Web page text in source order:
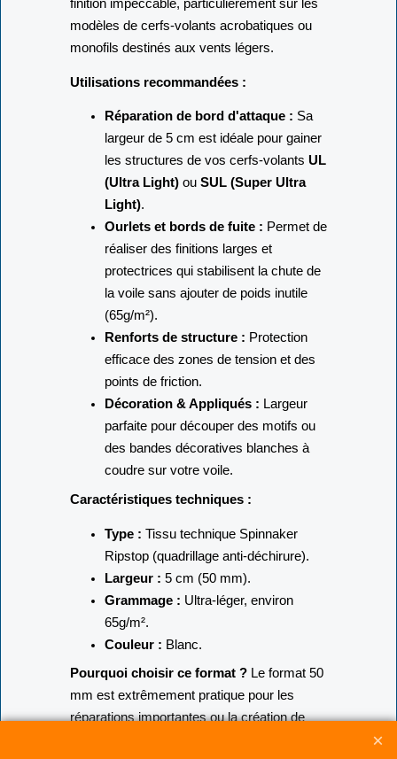
précision.Sa couleur blanche assure une
finition impeccable,particulièrement sur les
modèles de cerfs-volants acrobatiques ou
monofils destinés aux vents légers.
Utilisations recommandées :
Réparation de bord d'attaque :Sa
largeur de 5 cm est idéale pour gainer
les structures de vos cerfs-volants
(Ultra Light)
Light).
Ourlets et bords de fuite :Permet de
réaliser des finitions larges et
protectrices qui stabilisent la chute de
la voile sans ajouter de poids inutile
(65g/m²).
Renforts de structure :Protection
efficace des zones de tension et des
points de friction.
Décoration & Appliqués : Largeur
parfaite pour découper des motifs ou
des bandes décoratives blanches à
coudre sur votre voile.
Caractéristiques techniques :
Type :Tissu technique Spinnaker
Ripstop (quadrillage anti-déchirure).
Largeur :5 cm (50 mm).
Grammage :
65g/m².
Couleur :Blanc.
Pourquoi choisir ce format ? Le format 50
mm est extrêmement pratique pour les